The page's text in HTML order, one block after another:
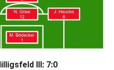
III: 7:0